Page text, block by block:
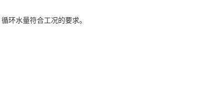
环水量符合工况的要求。